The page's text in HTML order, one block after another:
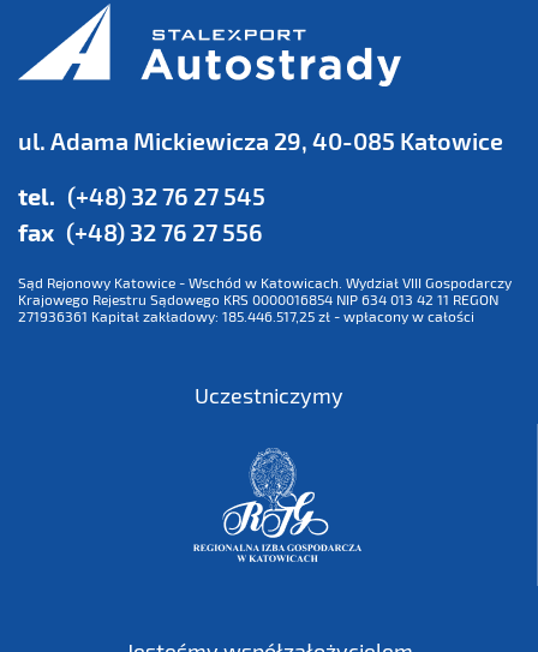
ul. Adama Mickiewicza 29, 40-085 Katowice
tel. (+48) 32 76 27 545
fax (+48) 32 76 27 556
Sąd Rejonowy Katowice - Wschód w Katowicach. Wydział VIII Gospodarczy
Krajowego Rejestru Sądowego KRS 0000016854 NIP 634 013 42 11 REGON
271936361 Kapitał zakładowy: 185.446.517,25 zł - wpłacony w całości
Uczestniczymy